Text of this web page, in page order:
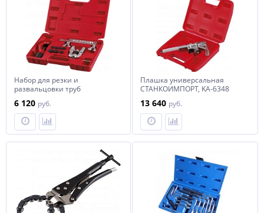
Набор для резки и
развальцовки труб
6 120 руб.
Плашка универсальная
СТАНКОИМПОРТ, KA-6348
13 640 руб.